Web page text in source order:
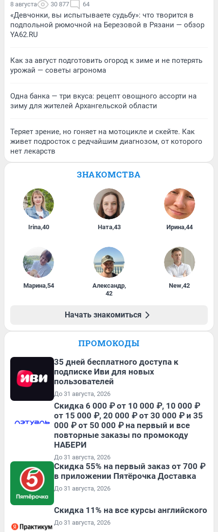
8 августа 30 877 64
«Девчонки, вы испытываете судьбу»: что творится в
подпольной рюмочной на Березовой в Рязани — обзор
YA62.RU
Как за август подготовить огород к зиме и не потерять
урожай — советы агронома
Одна банка — три вкуса: рецепт овощного ассорти на
зиму для жителей Архангельской области
Теряет зрение, но гоняет на мотоцикле и скейте. Как
живет подросток с редчайшим диагнозом, от которого
нет лекарств
ЗНАКОМСТВА
Irina,40 Ната,43 Ирина,44
Марина,54 Александр,
42
New,42
Начать знакомиться
ПРОМОКОДЫ
35 дней бесплатного доступа к
подписке Иви для новых
пользователей
До 31 августа, 2026
Скидка 6 000 ₽ от 10 000 ₽, 10 000 ₽
от 15 000 ₽, 20 000 ₽ от 30 000 ₽ и 35
000 ₽ от 50 000 ₽ на первый и все
повторные заказы по промокоду
НАБЕРИ
До 31 августа, 2026
Скидка 55% на первый заказ от 700 ₽
в приложении Пятёрочка Доставка
До 31 августа, 2026
Скидка 11% на все курсы английского
До 31 августа, 2026